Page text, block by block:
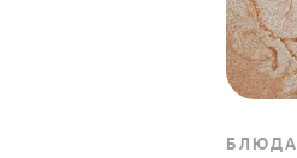
БЛЮДА